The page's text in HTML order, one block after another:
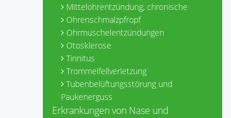
Mittelohrentzündung, chronische
Ohrenschmalzpfropf
Ohrmuschelentzündungen
Otosklerose
Tinnitus
Trommelfellverletzung
Tubenbelüftungsstörung und
Paukenerguss
Erkrankungen von Nase und